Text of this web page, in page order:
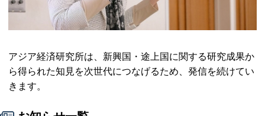
アジア経済研究所は、新興国・途上国に関する研究成果か
ら得られた知見を次世代につなげるため、発信を続けてい
きます。